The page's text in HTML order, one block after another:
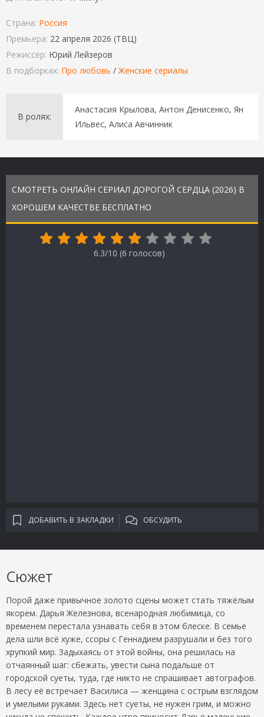
Страна: Россия
Премьера: 22 апреля 2026 (ТВЦ)
Режиссёр: Юрий Лейзеров
В подборках: Про любовь / Женские сериалы
В ролях:
Анастасия Крылова, Антон Денисенко, Ян
Ильвес, Алиса Авчинник
СМОТРЕТЬ ОНЛАЙН СЕРИАЛ ДОРОГОЙ СЕРДЦА (2026) В
ХОРОШЕМ КАЧЕСТВЕ БЕСПЛАТНО
6.3/10 (6 голосов)
ДОБАВИТЬ В ЗАКЛАДКИ ОБСУДИТЬ
Сюжет
Порой даже привычное золото сцены может стать тяжёлым
якорем. Дарья Железнова, всенародная любимица, со
временем перестала узнавать себя в этом блеске. В семье
дела шли всё хуже, ссоры с Геннадием разрушали и без того
хрупкий мир. Задыхаясь от этой войны, она решилась на
отчаянный шаг: сбежать, увести сына подальше от
городской суеты, туда, где никто не спрашивает автографов.
В лесу её встречает Василиса — женщина с острым взглядом
и умелыми руками. Здесь нет суеты, не нужен грим, и можно